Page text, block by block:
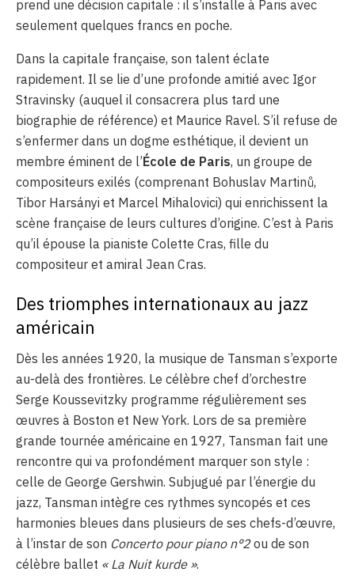
prend une décision capitale : il s’installe à Paris avec
seulement quelques francs en poche.
Dans la capitale française, son talent éclate
rapidement. Il se lie d’une profonde amitié avec Igor
Stravinsky (auquel il consacrera plus tard une
biographie de référence) et Maurice Ravel. S’il refuse de
s’enfermer dans un dogme esthétique, il devient un
membre éminent de l’École de Paris, un groupe de
compositeurs exilés (comprenant Bohuslav Martinů,
Tibor Harsányi et Marcel Mihalovici) qui enrichissent la
scène française de leurs cultures d’origine. C’est à Paris
qu’il épouse la pianiste Colette Cras, fille du
compositeur et amiral Jean Cras.
Des triomphes internationaux au jazz
américain
Dès les années 1920, la musique de Tansman s’exporte
au-delà des frontières. Le célèbre chef d’orchestre
Serge Koussevitzky programme régulièrement ses
œuvres à Boston et New York. Lors de sa première
grande tournée américaine en 1927, Tansman fait une
rencontre qui va profondément marquer son style :
celle de George Gershwin. Subjugué par l’énergie du
jazz, Tansman intègre ces rythmes syncopés et ces
harmonies bleues dans plusieurs de ses chefs-d’œuvre,
à l’instar de son Concerto pour piano n°2ou de son
célèbre ballet « La Nuit kurde ».